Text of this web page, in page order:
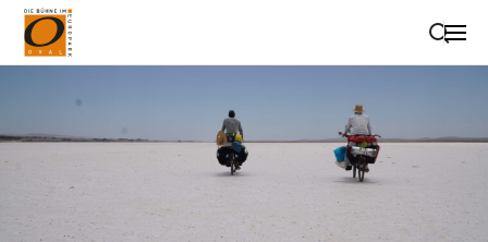
Suche schließen
Wegbeschreibung erhalten